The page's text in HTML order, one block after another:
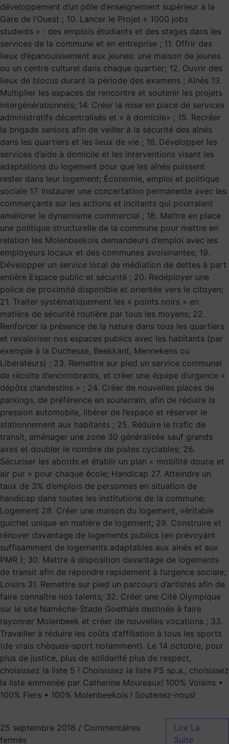
développement d’un pôle d’enseignement supérieur à la
Gare de l’Ouest ; 10. Lancer le Projet « 1000 jobs
students » : des emplois étudiants et des stages dans les
services de la commune et en entreprise ; 11. Offrir des
lieux d’épanouissement aux jeunes: une maison de jeunes
ou un centre culturel dans chaque quartier; 12. Ouvrir des
lieux de blocus durant la période des examens ; Aînés 13.
Multiplier les espaces de rencontre et soutenir les projets
intergénérationnels; 14. Créer la mise en place de services
administratifs décentralisés et « à domicile» ; 15. Recréer
la brigade seniors afin de veiller à la sécurité des aînés
dans les quartiers et les lieux de vie ; 16. Développer les
services d’aide à domicile et les interventions visant les
adaptations du logement pour que les aînés puissent
rester dans leur logement; Économie, emploi et politique
sociale 17. Instaurer une concertation permanente avec les
commerçants sur les actions et incitants qui pourraient
améliorer le dynamisme commercial ; 18. Mettre en place
une politique structurelle de la commune pour mettre en
relation les Molenbeekois demandeurs d’emploi avec les
employeurs locaux et des communes avoisinantes; 19.
Développer un service local de médiation de dettes à part
entière Espace public et sécurité ; 20. Redéployer une
police de proximité disponible et orientée vers le citoyen;
21. Traiter systématiquement les « points noirs » en
matière de sécurité routière par tous les moyens; 22.
Renforcer la présence de la nature dans tous les quartiers
et revaloriser nos espaces publics avec les habitants (par
exemple à la Duchesse, Beekkant, Mennekens ou
Libérateurs) ; 23. Remettre sur pied un service communal
de récolte d’encombrants, et créer une équipe d’urgence «
dépôts clandestins » ; 24. Créer de nouvelles places de
parkings, de préférence en souterrain, afin de réduire la
pression automobile, libérer de l’espace et réserver le
stationnement aux habitants ; 25. Réduire le trafic de
transit, aménager une zone 30 généralisée sauf grands
axes et doubler le nombre de pistes cyclables; 26.
Sécuriser les abords et établir un plan « mobilité douce et
air pur » pour chaque école; Handicap 27. Atteindre un
taux de 3% d’emplois de personnes en situation de
handicap dans toutes les institutions de la commune;
Logement 28. Créer une maison du logement, véritable
guichet unique en matière de logement; 29. Construire et
rénover davantage de logements publics (en prévoyant
suffisamment de logements adaptables aux ainés et aux
PMR ); 30. Mettre à disposition davantage de logements
de transit afin de répondre rapidement à l’urgence sociale;
Loisirs 31. Remettre sur pied un parcours d’artistes afin de
faire connaître nos talents; 32. Créer une Cité Olympique
sur le site Namèche-Stade Goethals destinée à faire
rayonner Molenbeek et créer de nouvelles vocations ; 33.
Travailler à réduire les coûts d’affiliation à tous les sports
(de vrais chèques-sport notamment). Le 14 octobre, pour
plus de justice, plus de solidarité plus de respect,
choisissez la liste 5 ! Choisissez la liste PS sp.a., choisissez
la liste emmenée par Catherine Moureaux! 100% Voisins •
100% Fiers • 100% Molenbeekois ! Soutenez-nous!
25 septembre 2018 / Commentaires
fermés
Lire La
Suite